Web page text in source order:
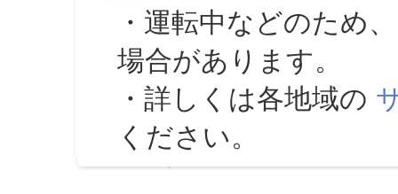
・運転中などのため
場合があります。
・詳しくは各地域の
ください。